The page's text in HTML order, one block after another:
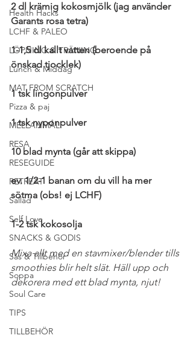
Health Hacks
LCHF & PALEO
LÖPNING & TRÄNING
Lunch & Middag
MAT FROM SCRATCH
Pizza & paj
MELLANMÅL
RESA
RESEGUIDE
RETREAT
Sallad
Self Love
SNACKS & GODIS
Sås & Tillbehör
Soppa
Soul Care
TIPS
TILLBEHÖR
2 dl krämig kokosmjölk (jag använder
Garants rosa tetra)
1-1,5 dl kallt vatten (beroende på
önskad tjocklek)
1 tsk lingonpulver
1 tsk nyponpulver
10 blad mynta (går att skippa)
ev. 1/2-1 banan om du vill ha mer
sötma (obs! ej LCHF)
1-2 tsk kokosolja
Mixa allt med en stavmixer/blender tills
smoothies blir helt slät. Häll upp och
dekorera med ett blad mynta, njut!
#FRUKOST
#PALEOMEJERIFRITT
#CLEANEATING